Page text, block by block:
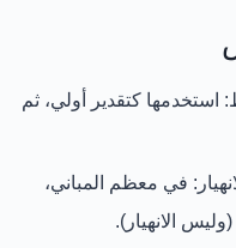
استخدمها كتقدير أولي، ثم
في معظم المباني،
الانهيار).